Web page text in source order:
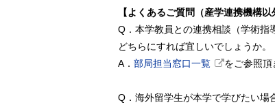
【よくあるご質問（産学連携機構
Q．本学教員との連携相談（学術指
どちらにすれば宜しいでしょうか。
A． 部局担当窓口一覧 をご参照頂
Q．海外留学生が本学で学びたい場